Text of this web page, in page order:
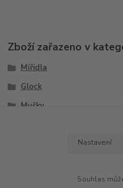
Zboží zařazeno v
Mířidla
Glock
Mušky
Nastavení
Souhlas